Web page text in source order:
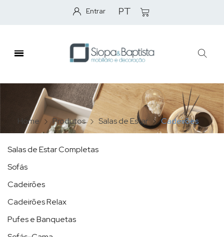
Entrar PT
Home Produtos Salas de Estar Cadeirões
Salas de Estar Completas
Sofás
Cadeirões
Cadeirões Relax
Pufes e Banquetas